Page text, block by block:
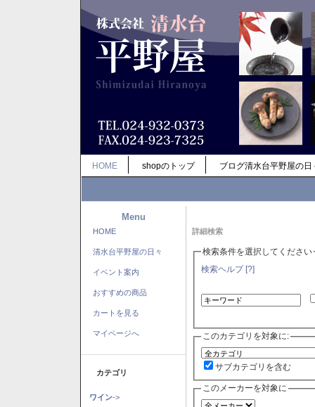
HOME shopのトップ ブログ清水台平野屋の日
Menu
HOME
清水台平野屋の日々
イベント案内
おすすめの商品
カートを見る
マイページへ
カテゴリ
ワイン->
詳細検索
検索条件を選択してください
検索ヘルプ [?]
このカテゴリを対象に:
サブカテゴリを含む
このメーカーを対象に